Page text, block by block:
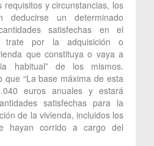
y circunstancias, los
deducirse un determinado
satisfechas en el
por la adquisición o
que constituya o vaya a
habitual” de los mismos.
que “La base máxima de esta
euros anuales y estará
satisfechas para la
de la vivienda, incluidos los
hayan corrido a cargo del